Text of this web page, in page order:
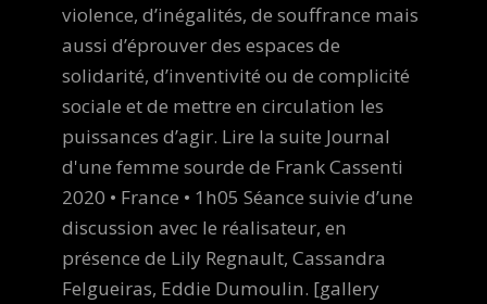
violence, d’inégalités, de souffrance mais
aussi d’éprouver des espaces de
solidarité, d’inventivité ou de complicité
sociale et de mettre en circulation les
puissances d’agir. Lire la suite Journal
d'une femme sourde de Frank Cassenti
2020 • France • 1h05 Séance suivie d’une
discussion avec le réalisateur, en
présence de Lily Regnault, Cassandra
Felgueiras, Eddie Dumoulin. [gallery